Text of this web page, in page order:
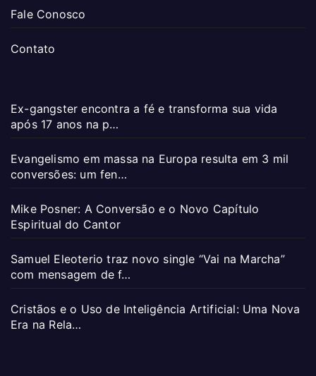
Fale Conosco
Contato
Ex-gangster encontra a fé e transforma sua vida
após 17 anos na p…
Evangelismo em massa na Europa resulta em 3 mil
conversões: um fen…
Mike Posner: A Conversão e o Novo Capítulo
Espiritual do Cantor
Samuel Eleoterio traz novo single “Vai na Marcha”
com mensagem de f…
Cristãos e o Uso de Inteligência Artificial: Uma Nova
Era na Rela…